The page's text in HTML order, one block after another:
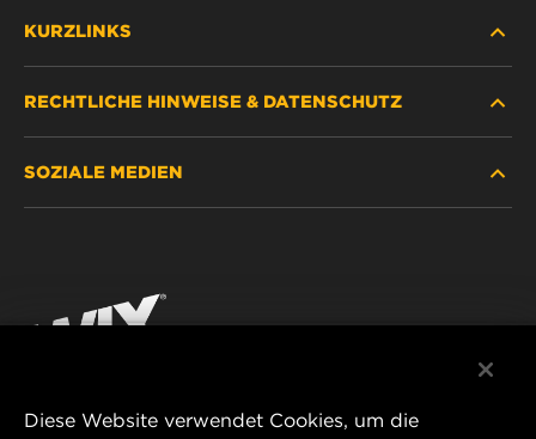
KURZLINKS
HÄNDLERSUCHE
KONTAKT
RECHTLICHE HINWEISE & DATENSCHUTZ
IMPRESSUM
SOZIALE MEDIEN
YouTube
Diese Website verwendet Cookies, um die